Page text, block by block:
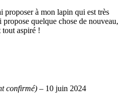
proposer à mon lapin qui est très
quelque chose de nouveau,
tout aspiré !
confirmé) – 10 juin 2024